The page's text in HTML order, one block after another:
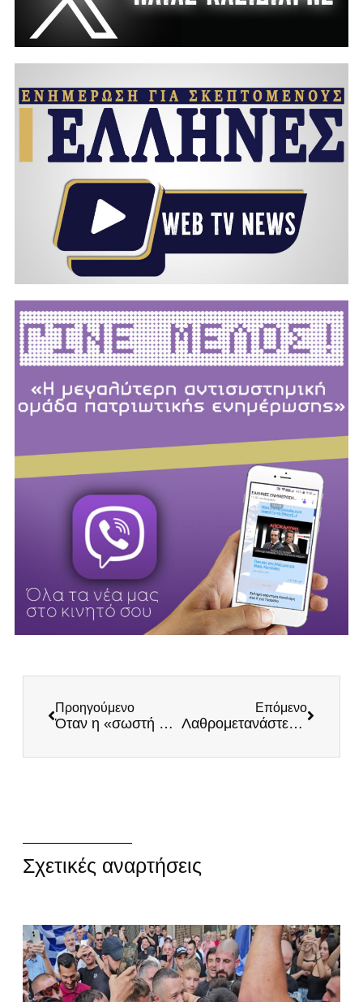
Προηγούμενο
Όταν η «σωστή πλευρά» πολεμά την Ορθοδοξία
Επόμενο
Λαθρομετανάστευση και τρομοκρατία
Σχετικές αναρτήσεις